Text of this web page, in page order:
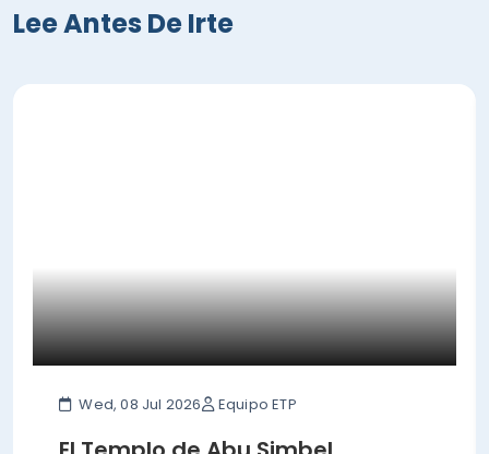
Lee Antes De Irte
Wed, 08 Jul 2026 Equipo ETP